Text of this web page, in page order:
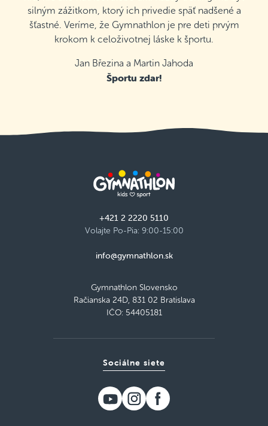
silným zážitkom, ktorý ich privedie späť nadšené a
šťastné. Veríme, že Gymnathlon je pre deti prvým
krokom k celoživotnej láske k športu.
Jan Březina a Martin Jahoda
Športu zdar!
+421 2 2220 5110
Volajte Po-Pia: 9:00-15:00
info@gymnathlon.sk
Gymnathlon Slovensko
Račianska 24D, 831 02 Bratislava
IČO: 54405181
Sociálne siete